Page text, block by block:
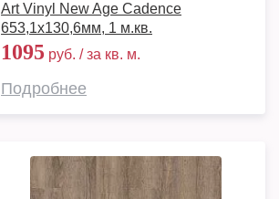
Art Vinyl New Age Cadence
653,1х130,6мм, 1 м.кв.
1095 руб. / за кв. м.
Подробнее